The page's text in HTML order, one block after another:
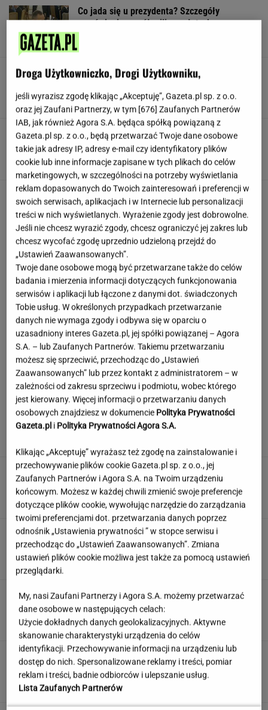
Co jada się u prezydenta? Szczegóły
zamówienia za pół miliona złotych
Nowe zdjęcie Johna Goodmana trafiło do
sieci. Aktor schudł 90 kg
"Poznajmy się bliżej". Nawrocka zaprasza
młode Polki
Matki znalazły sposób, aby
dorobić. Dzieci są tu atutem
Kulinarny quiz logiczny. Dopasujesz składnik
do potrawy?
"Mam nadzieję, że zrobią trzecią część". Po 20
latach wywołał burzę
Jedno przekonanie może utrudniać życie
osobom z astygmatyzmem. Zwłaszcza latem
MATERIAŁ PROMOCYJNY
Uruchomili "Tindera dla
medyków". Szybko zgłosili się też adwokaci
SUBSKRYPCJA
Droga Użytkowniczko, Drogi Użytkowniku,
jeśli wyrazisz zgodę klikając „Akceptuję”, Gazeta.pl sp. z o.o.
oraz jej Zaufani Partnerzy, w tym [676] Zaufanych Partnerów
IAB, jak również Agora S.A. będąca spółką powiązaną z
Gazeta.pl sp. z o.o., będą przetwarzać Twoje dane osobowe
takie jak adresy IP, adresy e-mail czy identyfikatory plików
cookie lub inne informacje zapisane w tych plikach do celów
marketingowych, w szczególności na potrzeby wyświetlania
reklam dopasowanych do Twoich zainteresowań i preferencji w
swoich serwisach, aplikacjach i w Internecie lub personalizacji
treści w nich wyświetlanych. Wyrażenie zgody jest dobrowolne.
Jeśli nie chcesz wyrazić zgody, chcesz ograniczyć jej zakres lub
chcesz wycofać zgodę uprzednio udzieloną przejdź do
„Ustawień Zaawansowanych”.
Twoje dane osobowe mogą być przetwarzane także do celów
badania i mierzenia informacji dotyczących funkcjonowania
serwisów i aplikacji lub łączone z danymi dot. świadczonych
Tobie usług. W określonych przypadkach przetwarzanie
danych nie wymaga zgody i odbywa się w oparciu o
uzasadniony interes Gazeta.pl, jej spółki powiązanej – Agora
S.A. – lub Zaufanych Partnerów. Takiemu przetwarzaniu
możesz się sprzeciwić, przechodząc do „Ustawień
Zaawansowanych” lub przez kontakt z administratorem – w
zależności od zakresu sprzeciwu i podmiotu, wobec którego
jest kierowany. Więcej informacji o przetwarzaniu danych
osobowych znajdziesz w dokumencie Polityka Prywatności
Gazeta.pl i Polityka Prywatności Agora S.A.
Klikając „Akceptuję” wyrażasz też zgodę na zainstalowanie i
przechowywanie plików cookie Gazeta.pl sp. z o.o., jej
Zaufanych Partnerów i Agora S.A. na Twoim urządzeniu
końcowym. Możesz w każdej chwili zmienić swoje preferencje
dotyczące plików cookie, wywołując narzędzie do zarządzania
twoimi preferencjami dot. przetwarzania danych poprzez
odnośnik „Ustawienia prywatności ” w stopce serwisu i
przechodząc do „Ustawień Zaawansowanych”. Zmiana
ustawień plików cookie możliwa jest także za pomocą ustawień
przeglądarki.
My, nasi Zaufani Partnerzy i Agora S.A. możemy przetwarzać
dane osobowe w następujących celach:
Użycie dokładnych danych geolokalizacyjnych. Aktywne
skanowanie charakterystyki urządzenia do celów
identyfikacji. Przechowywanie informacji na urządzeniu lub
dostęp do nich. Spersonalizowane reklamy i treści, pomiar
reklam i treści, badnie odbiorców i ulepszanie usług.
Lista Zaufanych Partnerów